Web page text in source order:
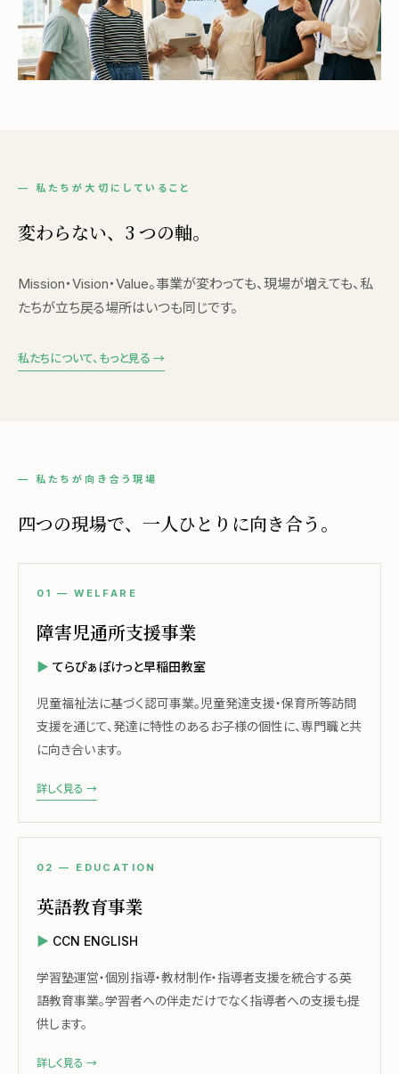
— 私たちが大切にしていること
変わらない、3 つの軸。
Mission・Vision・Value。事業が変わっても、現場が増えても、私
たちが立ち戻る場所はいつも同じです。
私たちについて、もっと見る →
— 私たちが向き合う現場
四つの現場で、一人ひとりに向き合う。
01 — WELFARE
障害児通所支援事業
てらぴぁぽけっと早稲田教室
児童福祉法に基づく認可事業。児童発達支援・保育所等訪問
支援を通じて、発達に特性のあるお子様の個性に、専門職と共
に向き合います。
詳しく見る →
02 — EDUCATION
英語教育事業
CCN ENGLISH
学習塾運営・個別指導・教材制作・指導者支援を統合する英
語教育事業。学習者への伴走だけでなく指導者への支援も提
供します。
詳しく見る →